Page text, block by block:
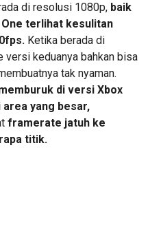
di resolusi 1080p, baik
terlihat kesulitan
Ketika berada di
keduanya bahkan bisa
tak nyaman.
di versi Xbox
yang besar,
framerate jatuh ke
titik.